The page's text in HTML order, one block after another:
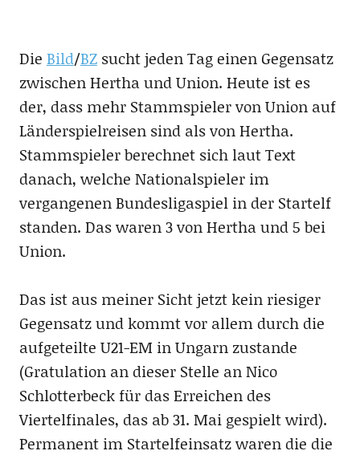
Die Bild/BZsucht jeden Tag einen Gegensatz
zwischen Hertha und Union. Heute ist es
der, dass mehr Stammspieler von Union auf
Länderspielreisen sind als von Hertha.
Stammspieler berechnet sich laut Text
danach, welche Nationalspieler im
vergangenen Bundesligaspiel in der Startelf
standen. Das waren 3 von Hertha und 5 bei
Union.
Das ist aus meiner Sicht jetzt kein riesiger
Gegensatz und kommt vor allem durch die
aufgeteilte U21-EM in Ungarn zustande
(Gratulation an dieser Stelle an Nico
Schlotterbeck für das Erreichen des
Viertelfinales, das ab 31. Mai gespielt wird).
Permanent im Startelfeinsatz waren die die